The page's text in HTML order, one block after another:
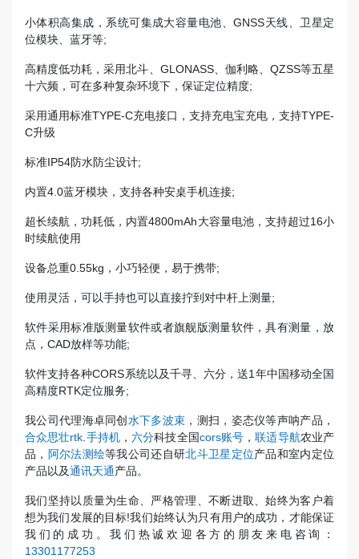
小体积高集成，系统可集成大容量电池、GNSS天线、卫星定
位模块、蓝牙等;
高精度低功耗，采用北斗、GLONASS、伽利略、QZSS等五星
十六频，可在多种复杂环境下，保证定位精度;
采用通用标准TYPE-C充电接口，支持充电宝充电，支持TYPE-
C升级
标准IP54防水防尘设计;
内置4.0蓝牙模块，支持各种安桌手机连接;
超长续航，功耗低，内置4800mAh大容量电池，支持超过16小
时续航使用
设备总重0.55kg，小巧轻便，易于携带;
使用灵活，可以手持也可以直接拧到对中杆上测量;
软件采用标准版测量软件或者旗舰版测量软件，具有测量，放
点，CAD放样等功能;
软件支持各种CORS系统以及千寻、六分，送1年中国移动全国
高精度RTK定位服务;
我公司代理海卓同创 水下多波束 ，测扫，姿态仪等声呐产品，
合众思壮rtk 手持机，六分科技全国cors账号 ，联适导航农业产
品， 阿尔法测绘等我公司还自研北斗卫星定位产品和室内定位
产品以及通讯天通产品。
我们坚持以质量为生命、严格管理、不断进取、始终为客户着
想为我们发展的目标!我们始终认为只有用户的成功，才能保证
我们的成功。我们热诚欢迎各方的朋友来电咨询：
13301177253